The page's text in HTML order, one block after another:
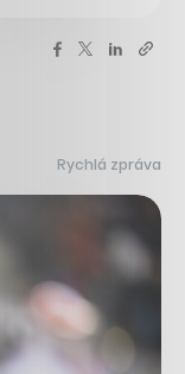
Rychlá zpráva